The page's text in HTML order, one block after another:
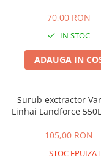
➔ Cu Cabina
➔ Cu Cabina fara
➔ Cu Cabina Inchisa
➔ Cu Remorca
➔ Cu Volan
➔ Fara Permis
➔ 4000W
70,00 RON
IN STOC
ADAUGA IN
Surub exctractor
Linhai Landforce
105,00 RON
STOC EPUIZAT